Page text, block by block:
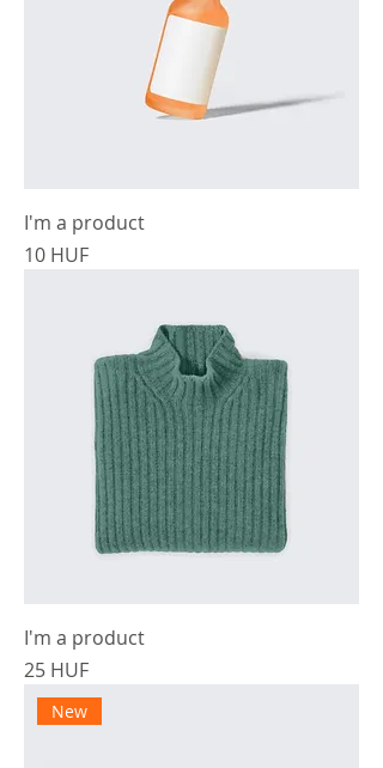
I'm a product
Cena
10 HUF
I'm a product
Cena
25 HUF
New